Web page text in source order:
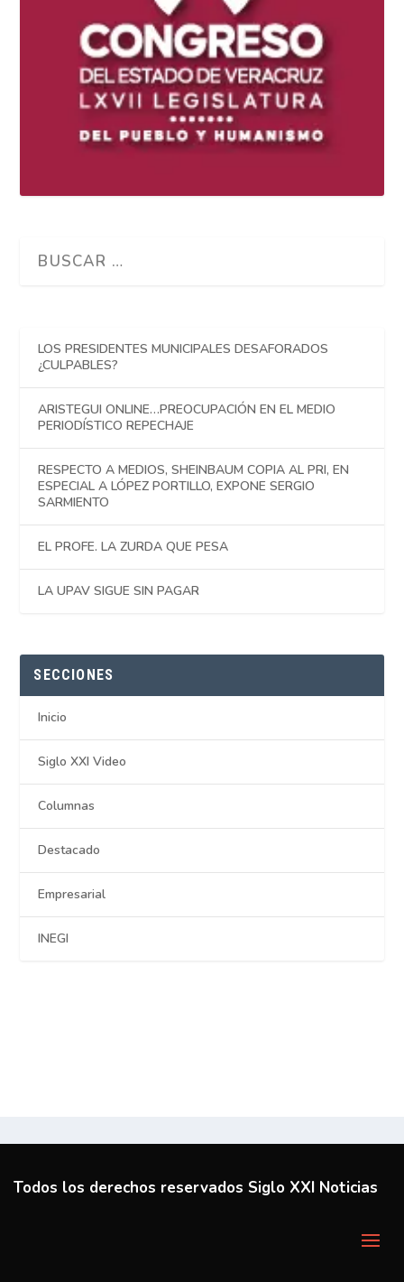
LOS PRESIDENTES MUNICIPALES DESAFORADOS
¿CULPABLES?
ARISTEGUI ONLINE…PREOCUPACIÓN EN EL MEDIO
PERIODÍSTICO REPECHAJE
RESPECTO A MEDIOS, SHEINBAUM COPIA AL PRI, EN
ESPECIAL A LÓPEZ PORTILLO, EXPONE SERGIO
SARMIENTO
EL PROFE. LA ZURDA QUE PESA
LA UPAV SIGUE SIN PAGAR
SECCIONES
Inicio
Siglo XXI Video
Columnas
Destacado
Empresarial
INEGI
Todos los derechos reservados Siglo XXI Noticias